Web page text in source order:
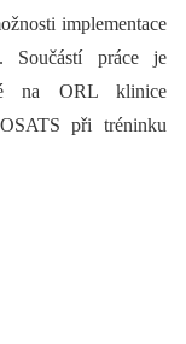
implementace
Součástí práce je
na ORL klinice
při tréninku